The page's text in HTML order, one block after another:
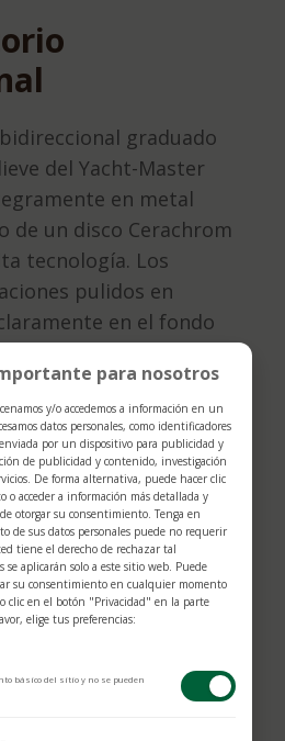
graduado
del Yacht-Master
en metal
de un disco Cerachrom
tecnología. Los
pulidos en
en el fondo
de arena. Este
permite calcular,
de navegación
es además un
de la distintiva
este modelo.
para nosotros
y/o accedemos a información en un
datos personales, como identificadores
por un dispositivo para publicidad y
de publicidad y contenido, investigación
De forma alternativa, puede hacer clic
o acceder a información más detallada y
otorgar su consentimiento. Tenga en
de sus datos personales puede no requerir
tiene el derecho de rechazar tal
se aplicarán solo a este sitio web. Puede
su consentimiento en cualquier momento
clic en el botón "Privacidad" en la parte
elige tus preferencias:
básico del sitio y no se pueden